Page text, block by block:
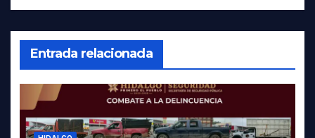
Entrada relacionada